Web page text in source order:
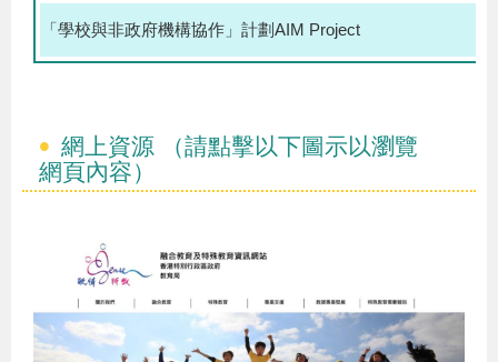
「學校與非政府機構協作」計劃AIM Project
網上資源 （請點擊以下圖示以瀏覽
網頁內容）